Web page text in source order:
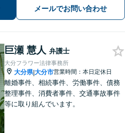
【休日面談可】メールでお問い合わせ
巨瀬 慧人 弁護士
大分フラワー法律事務所
大分県|大分市営業時間：本日定休日
離婚事件、相続事件、労働事件、債務
整理事件、消費者事件、交通事故事件
等に取り組んでいます。